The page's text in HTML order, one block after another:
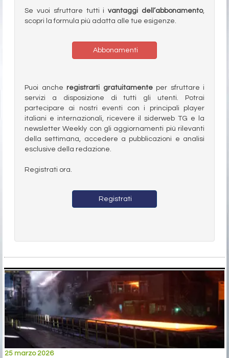
Se vuoi sfruttare tutti ivantaggi dell’abbonamento,
scopri la formula più adatta alle tue esigenze.
Abbonamenti
Puoi anche registrarti gratuitamenteper sfruttare i
servizi a disposizione di tutti gli utenti. Potrai
partecipare ai nostri eventi con i principali player
italiani e internazionali, ricevere il siderweb TG e la
newsletter Weekly con gli aggiornamenti più rilevanti
della settimana, accedere a pubblicazioni e analisi
esclusive della redazione.
Registrati ora.
Registrati
25 marzo 2026